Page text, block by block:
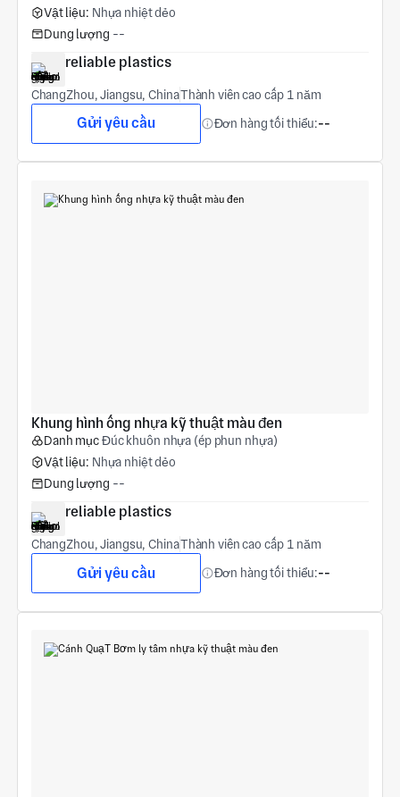
Vật liệu: Nhựa nhiệt dẻo
Dung lượng --
reliable plastics
ChangZhou, Jiangsu, ChinaThành viên cao cấp 1 năm
Gửi yêu cầu Đơn hàng tối thiểu:--
Khung hình ống nhựa kỹ thuật màu đen
Danh mụcĐúc khuôn nhựa (ép phun nhựa)
Vật liệu: Nhựa nhiệt dẻo
Dung lượng --
reliable plastics
ChangZhou, Jiangsu, ChinaThành viên cao cấp 1 năm
Gửi yêu cầu Đơn hàng tối thiểu:--